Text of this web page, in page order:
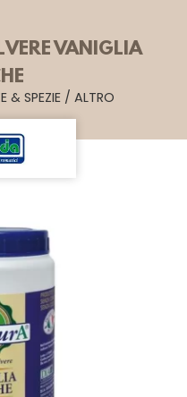
VANIGLIA
& SPEZIE/ ALTRO